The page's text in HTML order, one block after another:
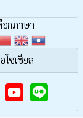
อกภาษา
โซเชียล
Y